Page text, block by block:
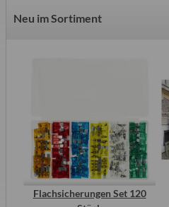
Neu im Sortiment
Flachsicherungen Set 120